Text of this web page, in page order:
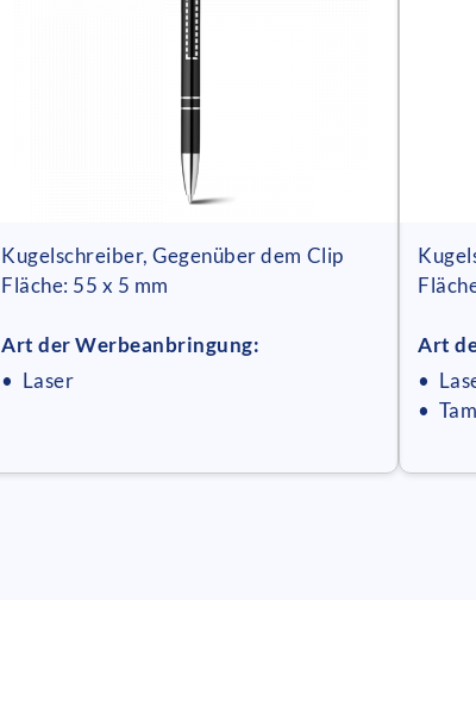
Kugelschreiber, Gegenüber dem Clip
Fläche: 55 x 5 mm
Art der Werbeanbringung:
• Laser
Art
•
•